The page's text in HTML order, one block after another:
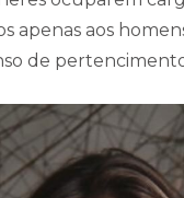
apenas aos
de